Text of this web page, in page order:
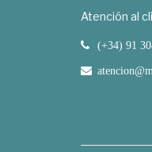
Atención al
(+34) 91